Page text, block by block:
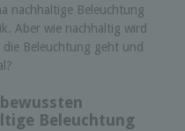
nachhaltige Beleuchtung
Aber wie nachhaltig wird
Beleuchtung geht und
Beleuchtung